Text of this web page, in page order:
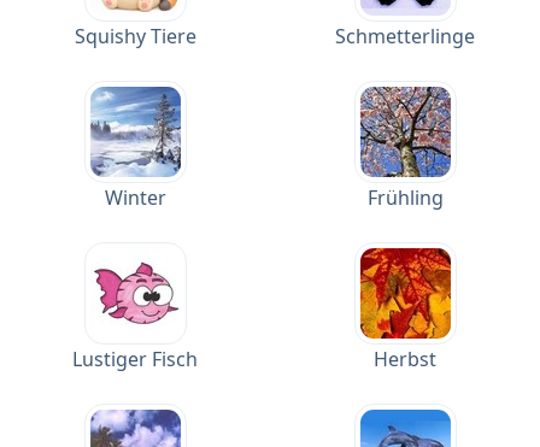
Squishy Tiere Schmetterlinge
Winter Frühling
Lustiger Fisch Herbst